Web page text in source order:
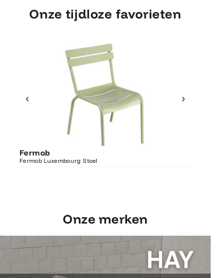
Onze tijdloze favorieten
Fermob
Fermob Luxembourg Stoel
Ontdek Fermob
Luxembourg Stoel
Onze merken